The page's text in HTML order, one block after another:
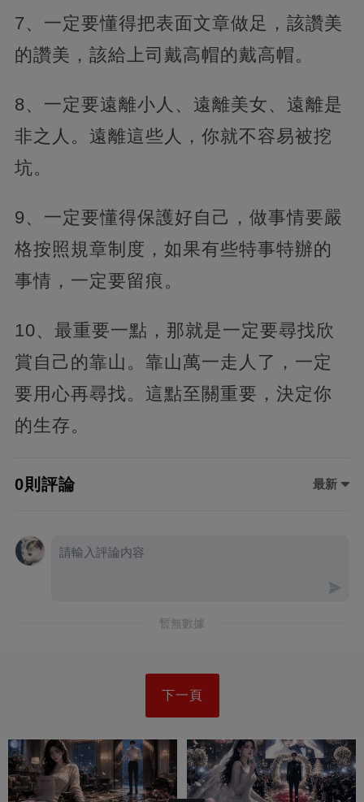
7、一定要懂得把表面文章做足，該讚美
的讚美，該給上司戴高帽的戴高帽。
8、一定要遠離小人、遠離美女、遠離是
非之人。遠離這些人，你就不容易被挖
坑。
9、一定要懂得保護好自己，做事情要嚴
格按照規章制度，如果有些特事特辦的
事情，一定要留痕。
10、最重要一點，那就是一定要尋找欣
賞自己的靠山。靠山萬一走人了，一定
要用心再尋找。這點至關重要，決定你
的生存。
0則評論 最新
暫無數據
下一頁